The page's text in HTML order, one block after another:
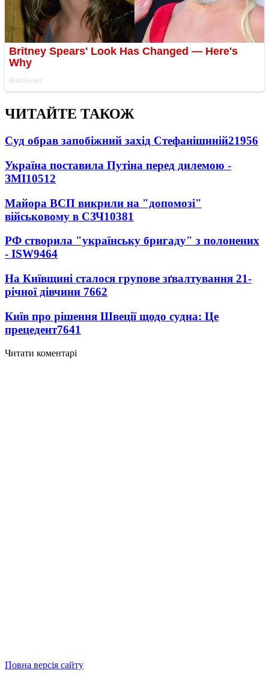
ЧИТАЙТЕ ТАКОЖ
Суд обрав запобіжний захід Стефанішиній21956
Україна поставила Путіна перед дилемою -
ЗМІ10512
Майора ВСП викрили на "допомозі"
військовому в СЗЧ10381
РФ створила "українську бригаду" з полонених
- ISW9464
На Київщині сталося групове зґвалтування 21-
річної дівчини 7662
Київ про рішення Швеції щодо судна: Це
прецедент7641
Читати коментарі
Повна версія сайту